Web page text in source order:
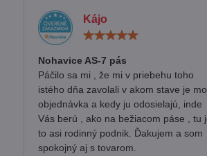
Kájo
Nohavice AS-7 pás
Páčilo sa mi , že mi v priebehu toho
istého dňa zavolali v akom stave je
objednávka a kedy ju odosielajú, inde
Vás berú , ako na bežiacom páse , tu
to asi rodinný podnik. Ďakujem a som
spokojný aj s tovarom.